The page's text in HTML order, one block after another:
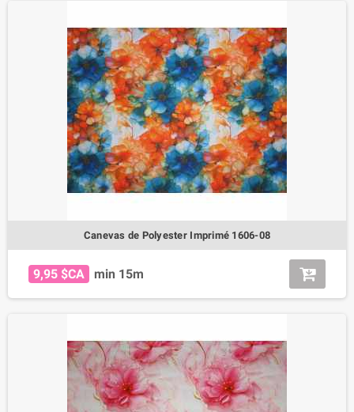
Canevas de Polyester Imprimé 1606-08
9,95 $CA min 15m